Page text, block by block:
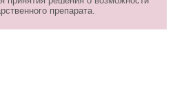
препарата.